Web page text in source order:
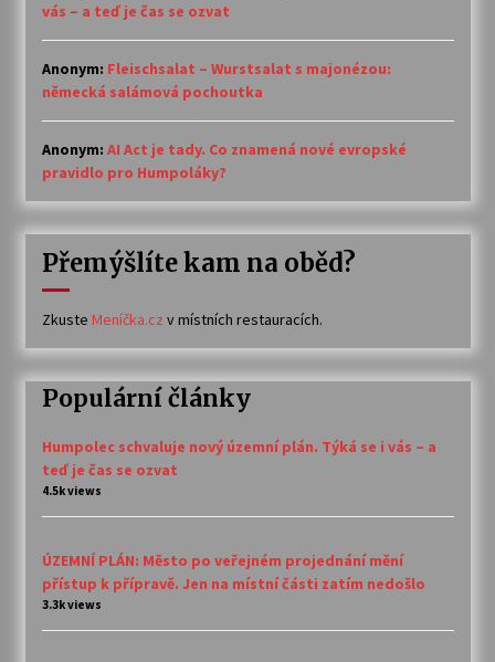
vás – a teď je čas se ozvat
Anonym: Fleischsalat – Wurstsalat s majonézou:
německá salámová pochoutka
Anonym: AI Act je tady. Co znamená nové evropské
pravidlo pro Humpoláky?
Přemýšlíte kam na oběd?
Zkuste Meníčka.cz v místních restauracích.
Populární články
Humpolec schvaluje nový územní plán. Týká se i vás – a
teď je čas se ozvat
4.5k views
ÚZEMNÍ PLÁN: Město po veřejném projednání mění
přístup k přípravě. Jen na místní části zatím nedošlo
3.3k views